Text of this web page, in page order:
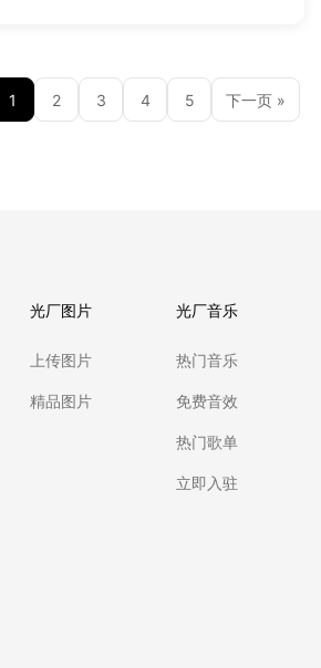
1 2 3 4 5 下一页 »
光厂图片
上传图片
精品图片
光厂音乐
热门音乐
免费音效
热门歌单
立即入驻